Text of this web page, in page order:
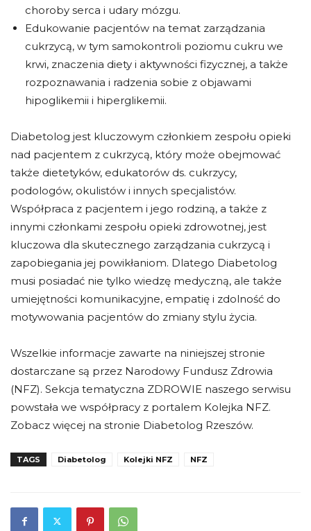
choroby serca i udary mózgu.
Edukowanie pacjentów na temat zarządzania
cukrzycą, w tym samokontroli poziomu cukru we
krwi, znaczenia diety i aktywności fizycznej, a także
rozpoznawania i radzenia sobie z objawami
hipoglikemii i hiperglikemii.
Diabetolog jest kluczowym członkiem zespołu opieki
nad pacjentem z cukrzycą, który może obejmować
także dietetyków, edukatorów ds. cukrzycy,
podologów, okulistów i innych specjalistów.
Współpraca z pacjentem i jego rodziną, a także z
innymi członkami zespołu opieki zdrowotnej, jest
kluczowa dla skutecznego zarządzania cukrzycą i
zapobiegania jej powikłaniom. Dlatego Diabetolog
musi posiadać nie tylko wiedzę medyczną, ale także
umiejętności komunikacyjne, empatię i zdolność do
motywowania pacjentów do zmiany stylu życia.
Wszelkie informacje zawarte na niniejszej stronie
dostarczane są przez Narodowy Fundusz Zdrowia
(NFZ). Sekcja tematyczna ZDROWIE naszego serwisu
powstała we współpracy z portalem Kolejka NFZ.
Zobacz więcej na stronie Diabetolog Rzeszów.
TAGS Diabetolog Kolejki NFZ NFZ